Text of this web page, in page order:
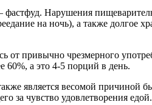
Нарушения
на ночь), а также долгое
от привычно чрезмерного
60%, а это 4-5 порций в день.
является весомой причиной
чувство удовлетворения едой.